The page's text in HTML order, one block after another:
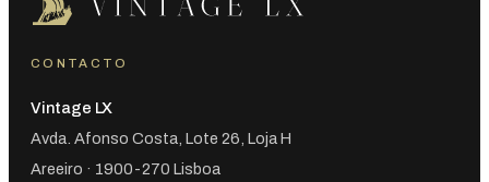
CONTACTO
Vintage LX
Avda. Afonso Costa, Lote 26, Loja H
Areeiro · 1900-270 Lisboa